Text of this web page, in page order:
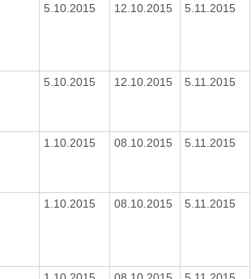
5.10.2015 12.10.2015 5.11.2015
5.10.2015 12.10.2015 5.11.2015
1.10.2015 08.10.2015 5.11.2015
1.10.2015 08.10.2015 5.11.2015